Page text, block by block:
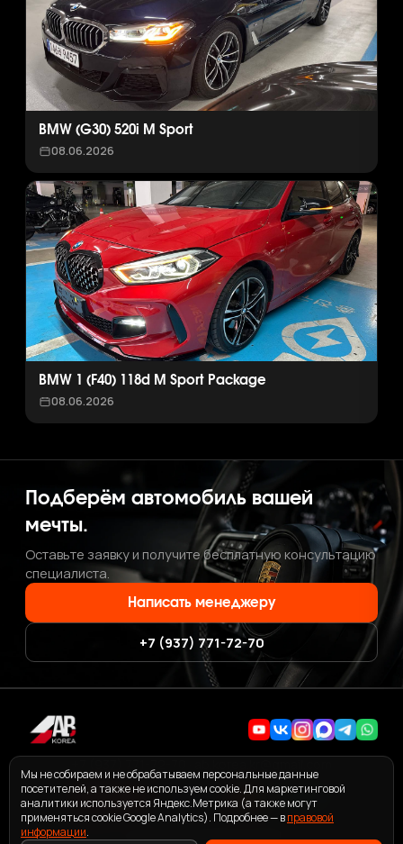
BMW (G30) 520i M Sport
08.06.2026
BMW 1 (F40) 118d M Sport Package
08.06.2026
Подберём автомобиль вашей
мечты.
Оставьте заявку и получите бесплатную консультацию
специалиста.
Написать менеджеру
+7 (937) 771-72-70
ПОЛЬЗОВАТЕЛЬСКОЕ СОГЛАШЕНИЕ СЕРВИСА ABKOREA
Мы не собираем и не обрабатываем персональные данные
посетителей, а также не используем cookie. Для маркетинговой
аналитики используется Яндекс.Метрика (а также могут
применяться cookie Google Analytics). Подробнее — вправовой
информации.